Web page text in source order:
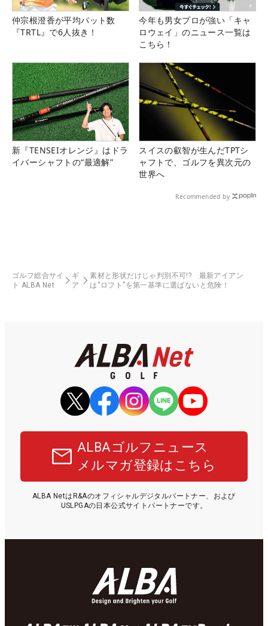
仲宗根澄香が平均パット数
『TRTL』で6人抜き！
今年も男女プロが強い「キャ
ロウェイ」のニュース一覧は
こちら！
新『TENSEIオレンジ』はドラ
イバーシャフトの“最適解”
スイスの叡智が生んだTPTシ
ャフトで、ゴルフを異次元の
世界へ
Recommended by
ゴルフ総合サイ
ト ALBA Net
ギ
ア
素材と形状だけじゃ判別不可!? 最新アイアン
は“ロフト”を第一基準に選ばないと危険！
ALBAゴルフニュース
メルマガ登録はこちら
ALBA NetはR&Aのオフィシャルデジタルパートナー、および
USLPGAの日本公式サイトパートナーです。